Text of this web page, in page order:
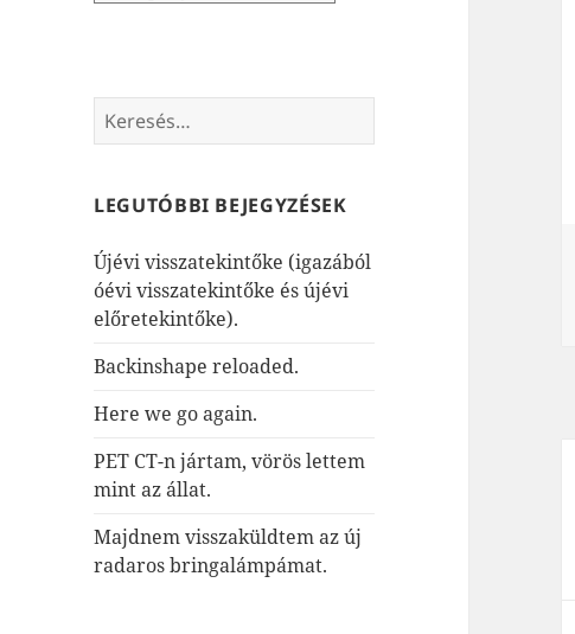
Keresés:
LEGUTÓBBI BEJEGYZÉSEK
Újévi visszatekintőke (igazából
óévi visszatekintőke és újévi
előretekintőke).
Backinshape reloaded.
Here we go again.
PET CT-n jártam, vörös lettem
mint az állat.
Majdnem visszaküldtem az új
radaros bringalámpámat.